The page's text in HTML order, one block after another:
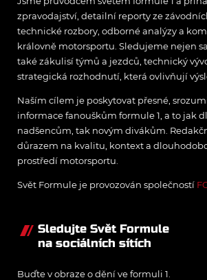
zpravodajství, detailní reporty ze
technické rozbory, odborné analýzy a
královně motorsportu. Sledujeme nejen
také zákulisí týmů a jezdců, technický
strategická rozhodnutí, která ovlivňují
Naším cílem je poskytovat přesné,
informace fanouškům formule 1, a to jak
nadšencům, tak novým divákům.
důrazem na kvalitu, kontext a
prostředí motorsportu.
Svět Formule je provozován společností
Sledujte Svět Formule
na sociálních sítích
Buďte v obraze o dění ve formuli 1.